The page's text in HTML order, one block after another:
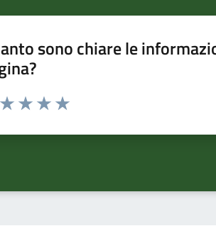
sono chiare le
da 1 a 5 stelle la pagina